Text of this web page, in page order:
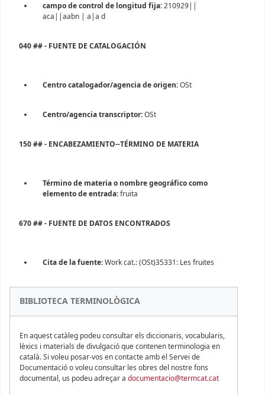
BIBLIOTECA TERMINOLÒGICA
En aquest catàleg podeu consultar els diccionaris, vocabularis,
lèxics i materials de divulgació que contenen terminologia en
català. Si voleu posar-vos en contacte amb el Servei de
Documentació o voleu consultar les obres del nostre fons
documental, us podeu adreçar a documentacio@termcat.cat
campo de control de longitud fija:210929||
aca||aabn | a|a d
040 ## - FUENTE DE CATALOGACIÓN
Centro catalogador/agencia de origen:OSt
Centro/agencia transcriptor:OSt
150 ## - ENCABEZAMIENTO--TÉRMINO DE MATERIA
Término de materia o nombre geográfico como
elemento de entrada:fruita
670 ## - FUENTE DE DATOS ENCONTRADOS
Cita de la fuente:Work cat.: (OSt)35331: Les fruites